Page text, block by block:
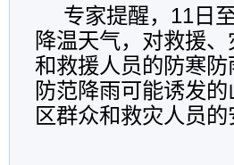
专家提醒，11日
降温天气，对救援
和救援人员的防寒
防范降雨可能诱发
区群众和救灾人员的